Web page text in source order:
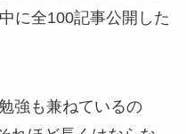
に全100記事公開した
強も兼ねているの